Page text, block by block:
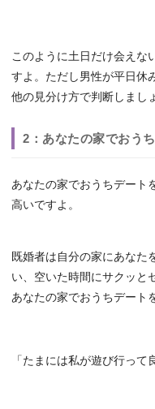
このように土日だけ会えな
すよ。ただし男性が平日休
他の見分け方で判断しまし
2：あなたの家でおう
あなたの家でおうちデート
高いですよ。
既婚者は自分の家にあなた
い、空いた時間にサクッと
あなたの家でおうちデート
「たまには私が遊び行って